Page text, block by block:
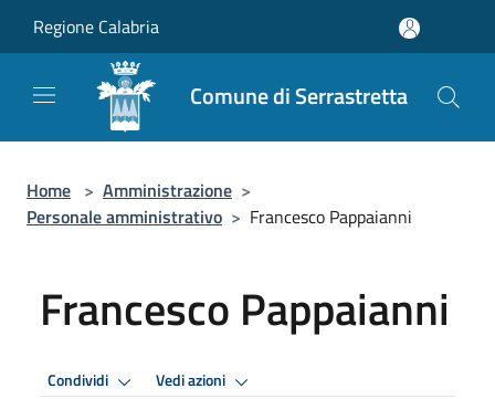
Regione Calabria
Comune di Serrastretta
Home > Amministrazione >
Personale amministrativo > Francesco Pappaianni
Francesco Pappaianni
Condividi Vedi azioni